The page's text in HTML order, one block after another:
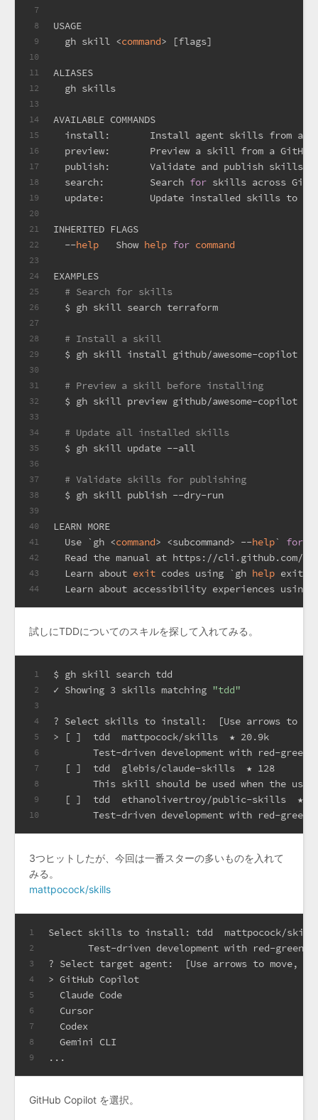
7
8
9
10
11
12
13
14
15
16
17
18
19
20
21
22
23
24
25
26
27
28
29
30
31
32
33
34
35
36
37
38
39
40
41
42
43
44
USAGE
  gh skill <
command> [flags]
ALIASES
  gh skills
AVAILABLE COMMANDS
install:       Install agent skills from a
preview:       Preview a skill from a
publish:       Validate and publish skills
  search:        Search
for skills across
update:        Update installed skills to
INHERITED FLAGS
  --
help
   Show
help for command
EXAMPLES
# Search for skills
  $ gh skill search terraform
# Install a skill
$ gh skill install github/awesome-copilot
# Preview a skill before installing
$ gh skill preview github/awesome-copilot
# Update all installed skills
  $ gh skill update --all
# Validate skills for publishing
  $ gh skill publish --dry-run
LEARN MORE
  Use `gh <
command> <subcommand> --help` for
Read the manual at https://cli.github.com/
  Learn about
exit codes using `gh help exit-
Learn about accessibility experiences using
試しにTDDについてのスキルを探して入れてみる。
1
2
3
4
5
6
7
8
9
10
$ gh skill search tdd
✓ Showing 3 skills matching "tdd"
? Select skills to install:  [Use arrows to
> [ ]  tdd  mattpocock/skills  ★ 20.9k
Test-driven development with red-
  [ ]  tdd  glebis/claude-skills  ★ 128
This skill should be used when the
[ ]  tdd  ethanolivertroy/public-skills  ★
Test-driven development with red-
3つヒットしたが、今回は一番スターの多いものを入れて
みる。
mattpocock/skills
1
2
3
4
5
6
7
8
9
Select skills to install: tdd  mattpocock/
Test-driven development with red-green-
? Select target agent:  [Use arrows to move,
> GitHub Copilot
  Claude Code
  Cursor
  Codex
  Gemini CLI
...
GitHub Copilot を選択。